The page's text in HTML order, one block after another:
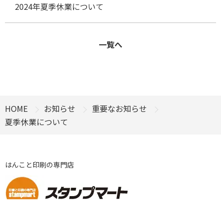
2024年夏季休業について
一覧へ
HOME お知らせ
重要なお知らせ
夏季休業について
はんこと印刷の専門店